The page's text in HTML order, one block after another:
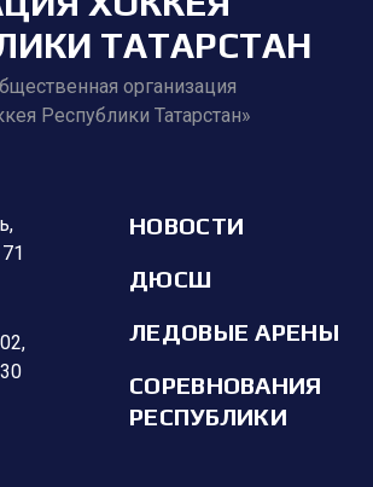
ТАТАРСТАН
организация
Республики Татарстан»
,
НОВОСТИ
ДЮСШ
ЛЕДОВЫЕ АРЕНЫ
СОРЕВНОВАНИЯ
РЕСПУБЛИКИ